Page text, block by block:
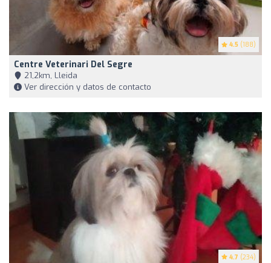
4.5 (188)
Centre Veterinari Del Segre
21,2km, Lleida
Ver dirección y datos de contacto
4.7 (234)